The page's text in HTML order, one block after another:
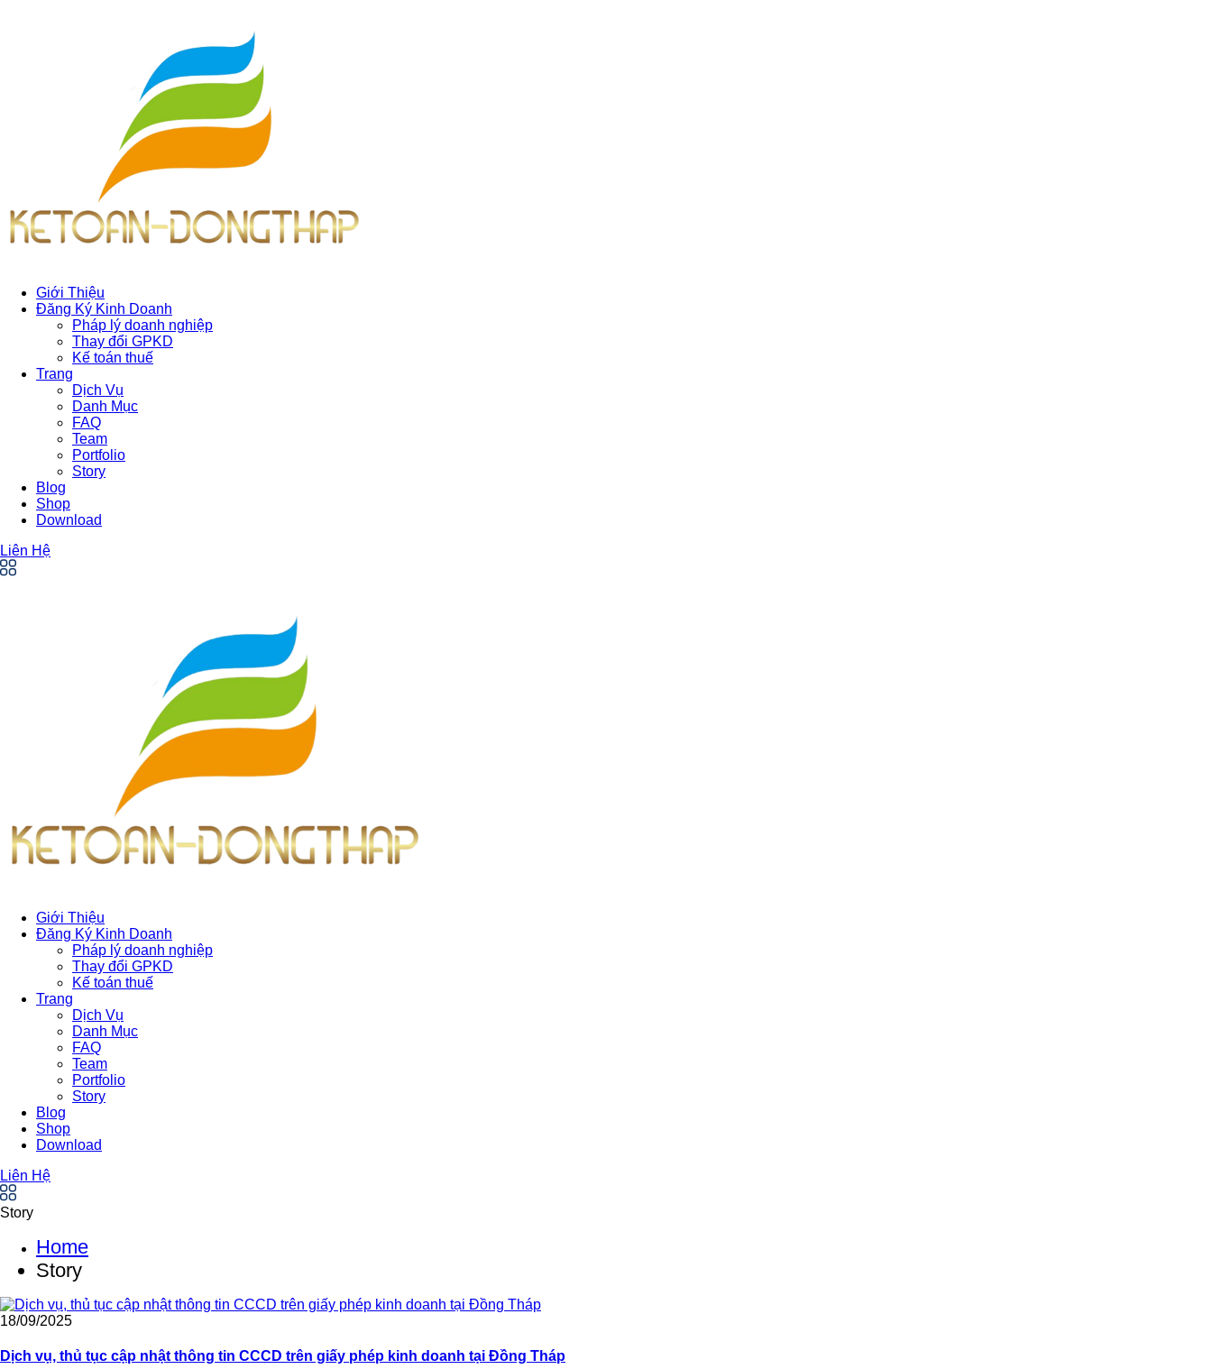
Giới Thiệu
Đăng Ký Kinh Doanh
Pháp lý doanh nghiệp
Thay đổi GPKD
Kế toán thuế
Trang
Dịch Vụ
Danh Mục
FAQ
Team
Portfolio
Story
Blog
Shop
Download
Liên Hệ
Giới Thiệu
Đăng Ký Kinh Doanh
Pháp lý doanh nghiệp
Thay đổi GPKD
Kế toán thuế
Trang
Dịch Vụ
Danh Mục
FAQ
Team
Portfolio
Story
Blog
Shop
Download
Liên Hệ
Story
Home
Story
18/09/2025
Dịch vụ, thủ tục cập nhật thông tin CCCD trên giấy phép kinh doanh tại Đồng Tháp